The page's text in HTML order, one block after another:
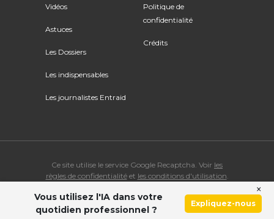
Vidéos
Astuces
Les Dossiers
Les indispensables
Les journalistes Entraid
Politique de
confidentialité
Crédits
Ce site utilise le service Google Recaptcha. Voir les
règles de confidentialitéet les conditions d'utilisation
© Copyright 2026 ENTRAID. Tous droits réservés.
Vous utilisez l'IA dans votre
quotidien professionnel ?
Expliquez-nous
×